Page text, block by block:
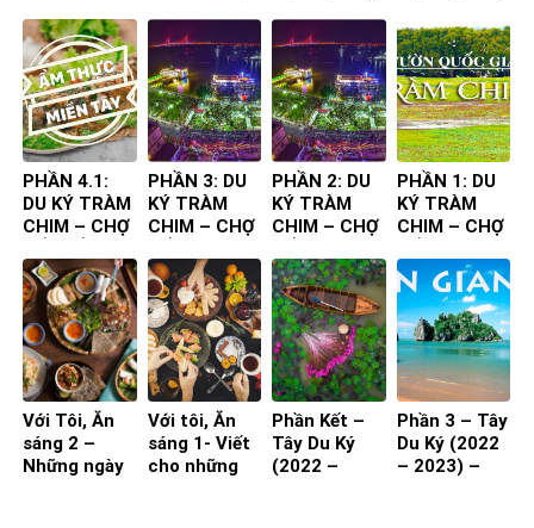
LẦN ĐẦU
TIÊN TA ĐẾN
THỰC
CHUYẾN ĐI
THỰC
CHUYẾN ĐI
PHẦN 4.1:
DU KÝ TRÀM
CHIM – CHỢ
THỰC
CHUYẾN ĐI
PHẦN 3: DU
KÝ TRÀM
CHIM – CHỢ
PHẦN 2: DU
KÝ TRÀM
CHIM – CHỢ
PHẦN 1: DU
KÝ TRÀM
CHIM – CHỢ
Với Tôi, Ăn
sáng 2 –
Những ngày
Với tôi, Ăn
sáng 1- Viết
cho những
Phần Kết –
Tây Du Ký
(2022 –
Phần 3 – Tây
Du Ký (2022
– 2023) –